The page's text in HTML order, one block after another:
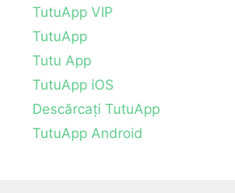
TutuApp VIP
TutuApp
Tutu App
TutuApp iOS
Descărcați TutuApp
TutuApp Android